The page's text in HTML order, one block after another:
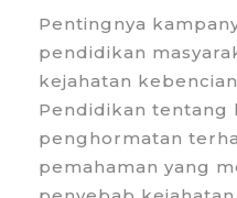
Pentingnya
pendidikan
kejahatan
Pendidikan tentang
penghormatan
pemahaman yang